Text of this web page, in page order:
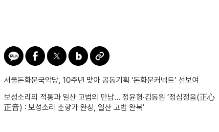
서울돈화문국악당, 10주년 맞아 공동기획 ‘돈화문커넥트’ 선보여
보성소리의 적통과 일산 고법의 만남… 정윤형·김동원 ‘정심정음(正心
正音) : 보성소리 춘향가 완창, 일산 고법 완북’